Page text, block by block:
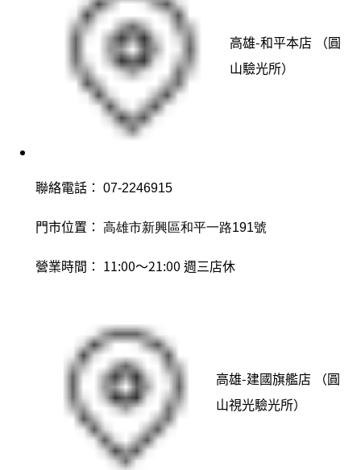
高雄-和平本店 （圓
山驗光所）
聯絡電話： 07-2246915
門市位置： 高雄市新興區和平一路191號
營業時間： 11:00～21:00 週三店休
高雄-建國旗艦店 （圓
山視光驗光所）